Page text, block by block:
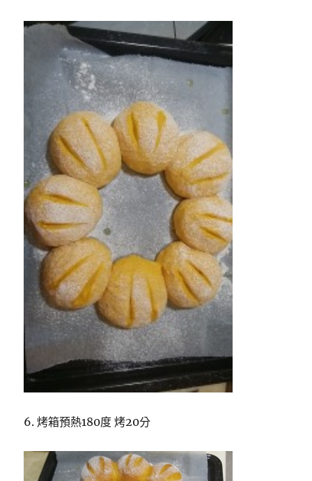
6. 烤箱預熱180度 烤20分